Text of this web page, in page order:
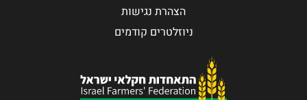
הצהרת נגישות
ניוזלטרים קודמים